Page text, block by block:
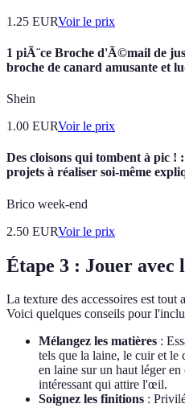
1.25 EURVoir le prix
1 piÃ¨ce Broche d'Ã©mail de
broche de canard amusante et
Shein
1.00 EURVoir le prix
Des cloisons qui tombent à pic !
projets à réaliser soi-même
Brico week-end
2.50 EURVoir le prix
Étape 3 : Jouer avec
La texture des accessoires est tout
Voici quelques conseils pour
Mélangez les matières :
tels que la laine, le cuir et le
en laine sur un haut léger
intéressant qui attire l'œil.
Soignez les finitions :